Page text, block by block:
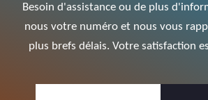
Besoin d'assistance ou de plus
nous votre numéro et nous vous
plus brefs délais. Votre satisfaction